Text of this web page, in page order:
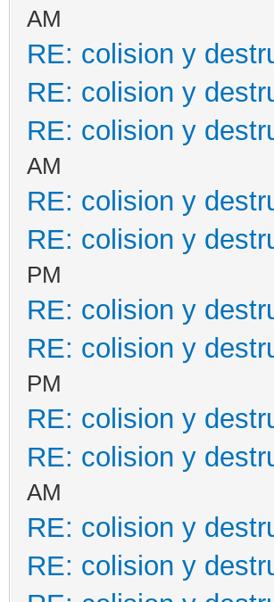
AM
RE: colision y
RE: colision y
RE: colision y
AM
RE: colision y
RE: colision y
PM
RE: colision y
RE: colision y
PM
RE: colision y
RE: colision y
AM
RE: colision y
RE: colision y